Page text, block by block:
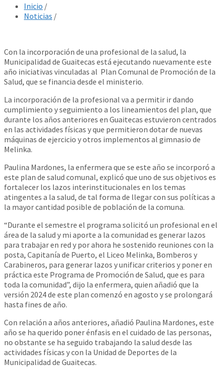
Inicio /
Noticias /
Con la incorporación de una profesional de la salud, la
Municipalidad de Guaitecas está ejecutando nuevamente este
año iniciativas vinculadas al Plan Comunal de Promoción de la
Salud, que se financia desde el ministerio.
La incorporación de la profesional va a permitir ir dando
cumplimiento y seguimiento a los lineamientos del plan, que
durante los años anteriores en Guaitecas estuvieron centrados
en las actividades físicas y que permitieron dotar de nuevas
máquinas de ejercicio y otros implementos al gimnasio de
Melinka.
Paulina Mardones, la enfermera que se este año se incorporó a
este plan de salud comunal, explicó que uno de sus objetivos es
fortalecer los lazos interinstitucionales en los temas
atingentes a la salud, de tal forma de llegar con sus políticas a
la mayor cantidad posible de población de la comuna.
“Durante el semestre el programa solicitó un profesional en el
área de la salud y mi aporte a la comunidad es generar lazos
para trabajar en red y por ahora he sostenido reuniones con la
posta, Capitanía de Puerto, el Liceo Melinka, Bomberos y
Carabineros, para generar lazos y unificar criterios y poner en
práctica este Programa de Promoción de Salud, que es para
toda la comunidad”, dijo la enfermera, quien añadió que la
versión 2024 de este plan comenzó en agosto y se prolongará
hasta fines de año.
Con relación a años anteriores, añadió Paulina Mardones, este
año se ha querido poner énfasis en el cuidado de las personas,
no obstante se ha seguido trabajando la salud desde las
actividades físicas y con la Unidad de Deportes de la
Municipalidad de Guaitecas.